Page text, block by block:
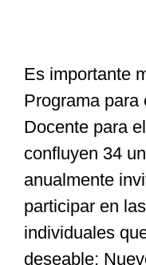
Es importante
Programa para
Docente para
confluyen 34
anualmente
participar en
individuales
deseable;